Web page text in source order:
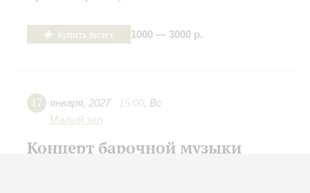
Купить билет 1000 — 3000 р.
17 января, 2027 15:00, Вс
Малый зал
Концерт барочной музыки